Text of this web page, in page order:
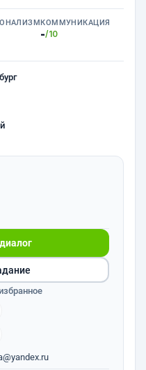
КОММУНИКАЦИЯ
-/10